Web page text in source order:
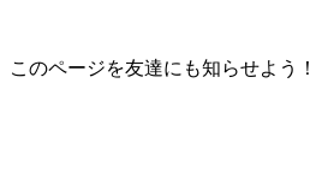
このページを友達にも知らせよう！